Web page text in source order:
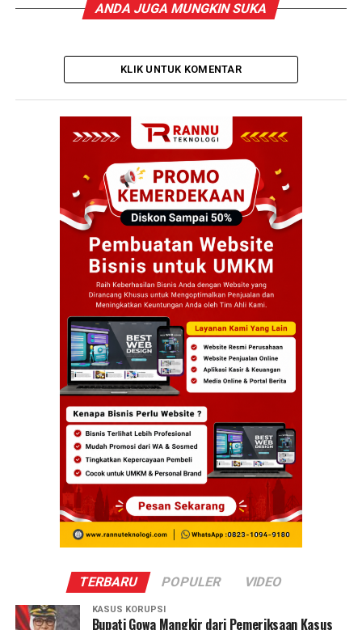
ANDA JUGA MUNGKIN SUKA
KLIK UNTUK KOMENTAR
TERBARU POPULER VIDEO
KASUS KORUPSI
Bupati Gowa Mangkir dari Pemeriksaan Kasus